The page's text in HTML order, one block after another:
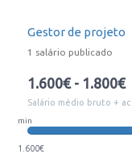
Gestor de projeto
1 salário publicado
1.600€ - 1.800€
Salário médio bruto + ac
min
1.600€